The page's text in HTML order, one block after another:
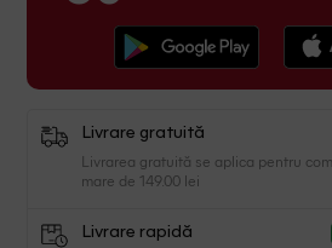
Livrare gratuită
Livrarea gratuită se aplica pentru
mare de 149.00 lei
Livrare rapidă